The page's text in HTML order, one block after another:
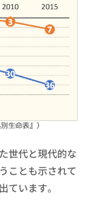
世代と現代的な
ことも示されて
ています。